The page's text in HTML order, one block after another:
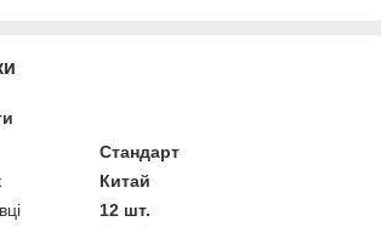
Стандарт
Китай
12 шт.